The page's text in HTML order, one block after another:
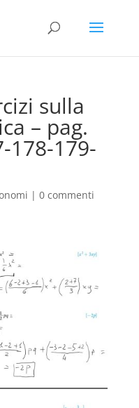
sulla
– pag.
178-179-
| 0 commenti